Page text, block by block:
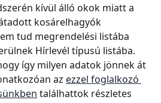
kívül álló okok miatt a
kosárelhagyók
tud megrendelési listába
Hírlevél típusú listába.
így milyen adatok jönnek át
az ezzel foglalkozó
találhattok részletes